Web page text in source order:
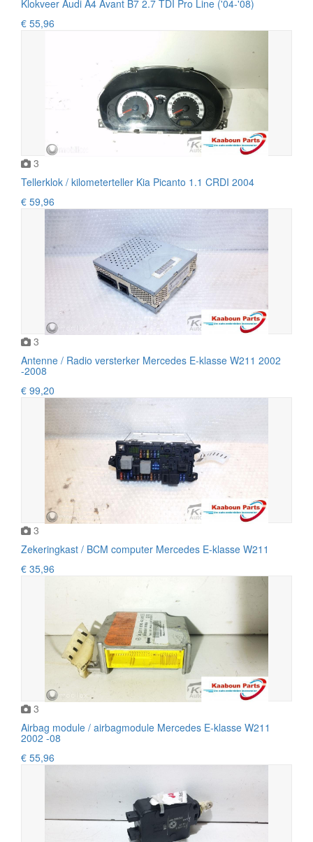
Klokveer Audi A4 Avant B7 2.7 TDI Pro Line ('04-'08)
€ 55,96
3
Tellerklok / kilometerteller Kia Picanto 1.1 CRDI 2004
€ 59,96
3
Antenne / Radio versterker Mercedes E-klasse W211 2002
-2008
€ 99,20
3
Zekeringkast / BCM computer Mercedes E-klasse W211
€ 35,96
3
Airbag module / airbagmodule Mercedes E-klasse W211
2002 -08
€ 55,96